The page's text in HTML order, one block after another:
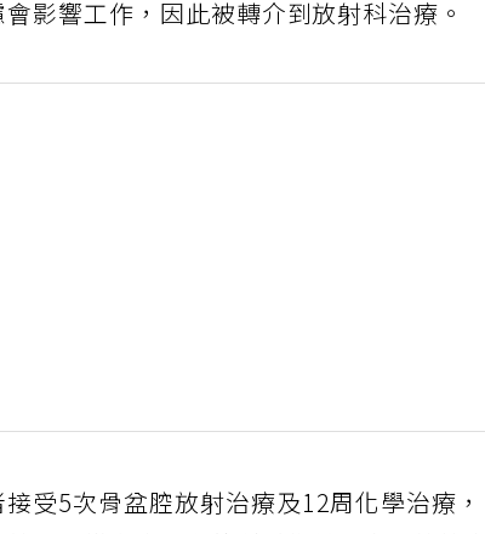
影響工作，因此被轉介到放射科治療。
受5次骨盆腔放射治療及12周化學治療，